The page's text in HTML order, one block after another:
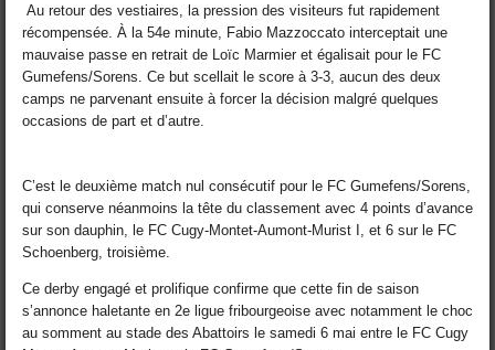
Au retour des vestiaires, la pression des visiteurs fut rapidement
récompensée. À la 54e minute, Fabio Mazzoccato interceptait une
mauvaise passe en retrait de Loïc Marmier et égalisait pour le FC
Gumefens/Sorens. Ce but scellait le score à 3-3, aucun des deux
camps ne parvenant ensuite à forcer la décision malgré quelques
occasions de part et d’autre.
C’est le deuxième match nul consécutif pour le FC Gumefens/Sorens,
qui conserve néanmoins la tête du classement avec 4 points d’avance
sur son dauphin, le FC Cugy-Montet-Aumont-Murist I, et 6 sur le FC
Schoenberg, troisième.
Ce derby engagé et prolifique confirme que cette fin de saison
s’annonce haletante en 2e ligue fribourgeoise avec notamment le choc
au somment au stade des Abattoirs le samedi 6 mai entre le FC Cugy